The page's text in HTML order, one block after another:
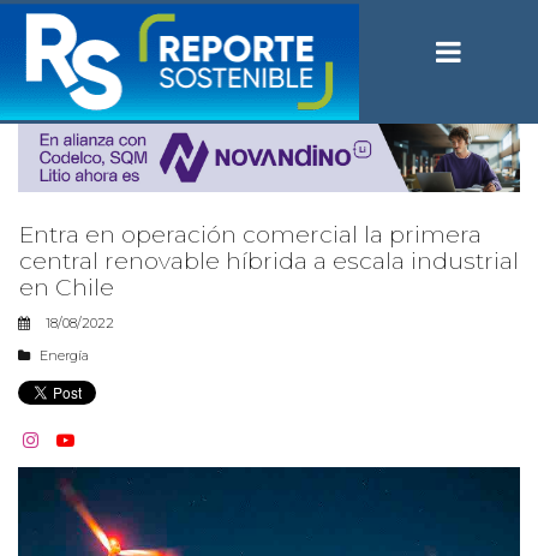
Entra en operación comercial la primera
central renovable híbrida a escala industrial
en Chile
18/08/2022
Energía
 